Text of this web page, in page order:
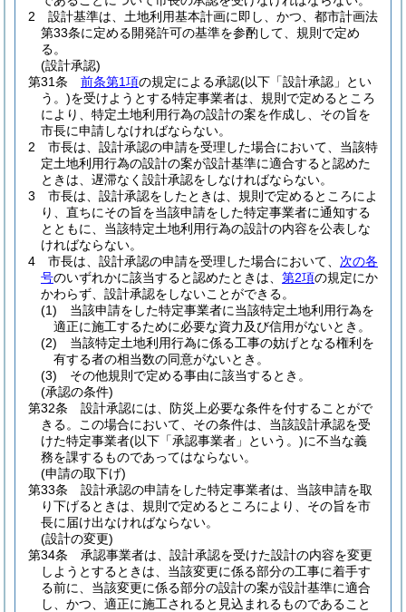
2
設計基準は、土地利用基本計画に即し、かつ、都市計画法
第33条に定める開発許可の基準を参酌して、規則で定め
る。
(設計承認)
第31条
前条第1項の規定による承認(以下「設計承認」とい
う。)を受けようとする特定事業者は、規則で定めるところ
により、特定土地利用行為の設計の案を作成し、その旨を
市長に申請しなければならない。
2
市長は、設計承認の申請を受理した場合において、当該特
定土地利用行為の設計の案が設計基準に適合すると認めた
ときは、遅滞なく設計承認をしなければならない。
3
市長は、設計承認をしたときは、規則で定めるところによ
り、直ちにその旨を当該申請をした特定事業者に通知する
とともに、当該特定土地利用行為の設計の内容を公表しな
ければならない。
4
市長は、設計承認の申請を受理した場合において、 次の各
号のいずれかに該当すると認めたときは、 第2項の規定にか
かわらず、設計承認をしないことができる。
(1)
当該申請をした特定事業者に当該特定土地利用行為を
適正に施工するために必要な資力及び信用がないとき。
(2)
当該特定土地利用行為に係る工事の妨げとなる権利を
有する者の相当数の同意がないとき。
(3)
その他規則で定める事由に該当するとき。
(承認の条件)
第32条
設計承認には、防災上必要な条件を付することがで
きる。
この場合において、その条件は、当該設計承認を受
けた特定事業者(以下「承認事業者」という。)に不当な義
務を課するものであってはならない。
(申請の取下げ)
第33条
設計承認の申請をした特定事業者は、当該申請を取
り下げるときは、規則で定めるところにより、その旨を市
長に届け出なければならない。
(設計の変更)
第34条
承認事業者は、設計承認を受けた設計の内容を変更
しようとするときは、当該変更に係る部分の工事に着手す
る前に、当該変更に係る部分の設計の案が設計基準に適合
し、かつ、適正に施工されると見込まれるものであること